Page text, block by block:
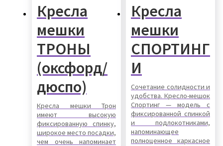
Кресла
мешки
ТРОНЫ
(оксфорд/
дюспо)
Кресла мешки Трон
имеют высокую
фиксированную спинку,
широкое место посадки,
чем очень напоминает
Кресла
мешки
СПОРТИНГ
И
Сочетание солидности и
удобства. Кресло-мешок
Спортинг — модель с
фиксированной спинкой
и подлокотниками,
напоминающее
полноценное каркасное